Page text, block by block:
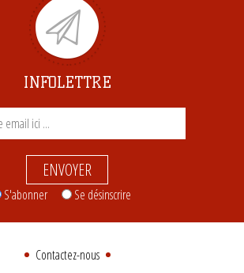
INFOLETTRE
ENVOYER
S'abonner Se désinscrire
Contactez-nous